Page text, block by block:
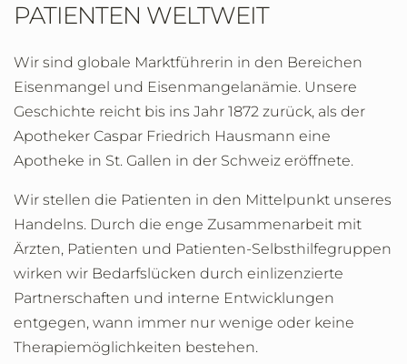
PATIENTEN WELTWEIT
Wir sind globale Marktführerin in den Bereichen
Eisenmangel und Eisenmangelanämie. Unsere
Geschichte reicht bis ins Jahr 1872 zurück, als der
Apotheker Caspar Friedrich Hausmann eine
Apotheke in St. Gallen in der Schweiz eröffnete.
Wir stellen die Patienten in den Mittelpunkt unseres
Handelns. Durch die enge Zusammenarbeit mit
Ärzten, Patienten und Patienten-Selbsthilfegruppen
wirken wir Bedarfslücken durch einlizenzierte
Partnerschaften und interne Entwicklungen
entgegen, wann immer nur wenige oder keine
Therapiemöglichkeiten bestehen.